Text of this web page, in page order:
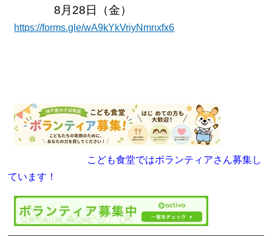
8月28日（金）
https://forms.gle/wA9kYkVriyNmnxfx6
こども食堂ではボランティアさん募集し
ています！